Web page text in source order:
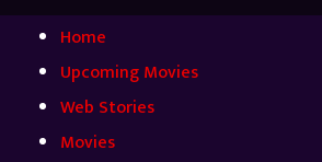
Home
Upcoming Movies
Web Stories
Movies